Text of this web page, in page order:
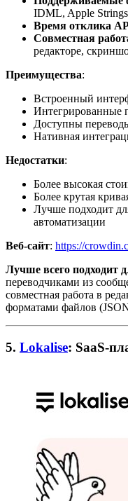
IDML, Apple
Время отклика
Совместная
редакторе,
Преимущества:
Встроенный
Интегрированные
Доступны
Нативная
Недостатки:
Более высокая
Более крутая
Лучше подходит
автоматизации
Веб-сайт: https://
Лучше всего подходит
переводчиками из
совместная работа в
форматами файлов
5. Lokalise: SaaS-